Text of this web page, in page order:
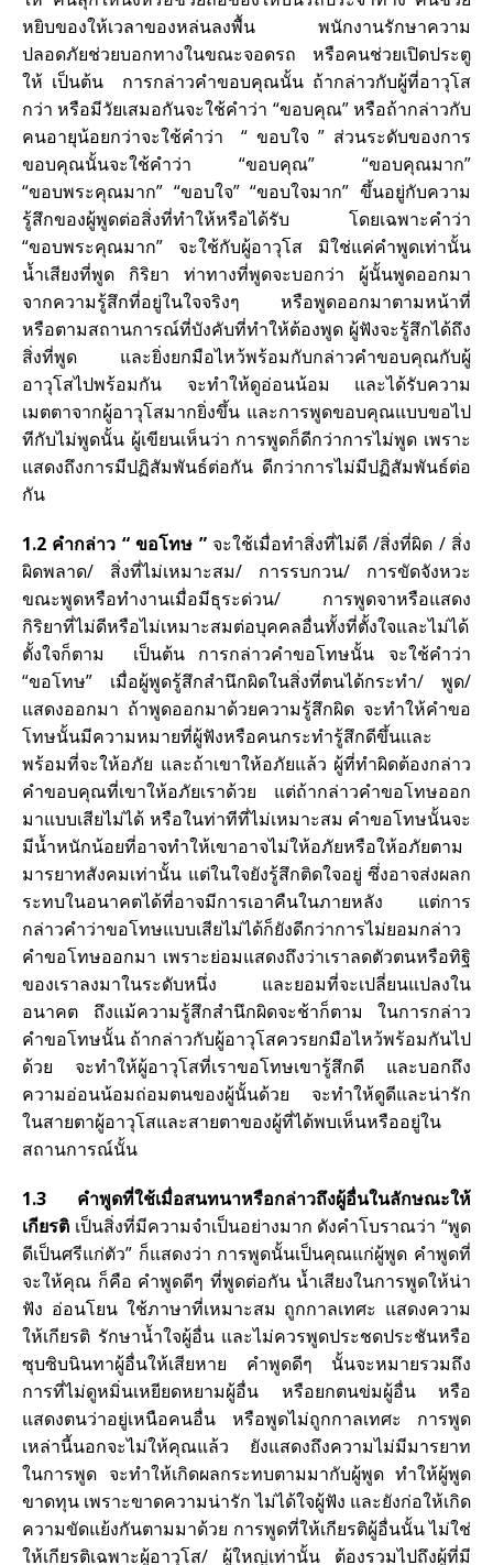
หยิบของให้เวลาของหล่นลงพื้น พนักงานรักษาความ
ปลอดภัยช่วยบอกทางในขณะจอดรถ หรือคนช่วยเปิดประตู
ให้ เป็นต้น การกล่าวคำขอบคุณนั้น ถ้ากล่าวกับผู้ที่อาวุโส
กว่า หรือมีวัยเสมอกันจะใช้คำว่า “ขอบคุณ” หรือถ้ากล่าวกับ
คนอายุน้อยกว่าจะใช้คำว่า “ ขอบใจ ” ส่วนระดับของการ
ขอบคุณนั้นจะใช้คำว่า “ขอบคุณ” “ขอบคุณมาก”
“ขอบพระคุณมาก” “ขอบใจ” “ขอบใจมาก” ขึ้นอยู่กับความ
รู้สึกของผู้พูดต่อสิ่งที่ทำให้หรือได้รับ โดยเฉพาะคำว่า
“ขอบพระคุณมาก” จะใช้กับผู้อาวุโส มิใช่แค่คำพูดเท่านั้น
น้ำเสียงที่พูด กิริยา ท่าทางที่พูดจะบอกว่า ผู้นั้นพูดออกมา
จากความรู้สึกที่อยู่ในใจจริงๆ หรือพูดออกมาตามหน้าที่
หรือตามสถานการณ์ที่บังคับที่ทำให้ต้องพูด ผู้ฟังจะรู้สึกได้ถึง
สิ่งที่พูด และยิ่งยกมือไหว้พร้อมกับกล่าวคำขอบคุณกับผู้
อาวุโสไปพร้อมกัน จะทำให้ดูอ่อนน้อม และได้รับความ
เมตตาจากผู้อาวุโสมากยิ่งขึ้น และการพูดขอบคุณแบบขอไป
ทีกับไม่พูดนั้น ผู้เขียนเห็นว่า การพูดก็ดีกว่าการไม่พูด เพราะ
แสดงถึงการมีปฏิสัมพันธ์ต่อกัน ดีกว่าการไม่มีปฏิสัมพันธ์ต่อ
กัน
1.2 คำกล่าว “ ขอโทษ ”จะใช้เมื่อทำสิ่งที่ไม่ดี /สิ่งที่ผิด / สิ่ง
ผิดพลาด/ สิ่งที่ไม่เหมาะสม/ การรบกวน/ การขัดจังหวะ
ขณะพูดหรือทำงานเมื่อมีธุระด่วน/ การพูดจาหรือแสดง
กิริยาที่ไม่ดีหรือไม่เหมาะสมต่อบุคคลอื่นทั้งที่ตั้งใจและไม่ได้
ตั้งใจก็ตาม เป็นต้น การกล่าวคำขอโทษนั้น จะใช้คำว่า
“ขอโทษ” เมื่อผู้พูดรู้สึกสำนึกผิดในสิ่งที่ตนได้กระทำ/ พูด/
แสดงออกมา ถ้าพูดออกมาด้วยความรู้สึกผิด จะทำให้คำขอ
โทษนั้นมีความหมายที่ผู้ฟังหรือคนกระทำรู้สึกดีขึ้นและ
พร้อมที่จะให้อภัย และถ้าเขาให้อภัยแล้ว ผู้ที่ทำผิดต้องกล่าว
คำขอบคุณที่เขาให้อภัยเราด้วย แต่ถ้ากล่าวคำขอโทษออก
มาแบบเสียไม่ได้ หรือในท่าทีที่ไม่เหมาะสม คำขอโทษนั้นจะ
มีน้ำหนักน้อยที่อาจทำให้เขาอาจไม่ให้อภัยหรือให้อภัยตาม
มารยาทสังคมเท่านั้น แต่ในใจยังรู้สึกติดใจอยู่ ซึ่งอาจส่งผลก
ระทบในอนาคตได้ที่อาจมีการเอาคืนในภายหลัง แต่การ
กล่าวคำว่าขอโทษแบบเสียไม่ได้ก็ยังดีกว่าการไม่ยอมกล่าว
คำขอโทษออกมา เพราะย่อมแสดงถึงว่าเราลดตัวตนหรือทิฐิ
ของเราลงมาในระดับหนึ่ง และยอมที่จะเปลี่ยนแปลงใน
อนาคต ถึงแม้ความรู้สึกสำนึกผิดจะช้าก็ตาม ในการกล่าว
คำขอโทษนั้น ถ้ากล่าวกับผู้อาวุโสควรยกมือไหว้พร้อมกันไป
ด้วย จะทำให้ผู้อาวุโสที่เราขอโทษเขารู้สึกดี และบอกถึง
ความอ่อนน้อมถ่อมตนของผู้นั้นด้วย จะทำให้ดูดีและน่ารัก
ในสายตาผู้อาวุโสและสายตาของผู้ที่ได้พบเห็นหรืออยู่ใน
สถานการณ์นั้น
1.3 คำพูดที่ใช้เมื่อสนทนาหรือกล่าวถึงผู้อื่นในลักษณะให้
เกียรติ เป็นสิ่งที่มีความจำเป็นอย่างมาก ดังคำโบราณว่า “พูด
ดีเป็นศรีแก่ตัว” ก็แสดงว่า การพูดนั้นเป็นคุณแก่ผู้พูด คำพูดที่
จะให้คุณ ก็คือ คำพูดดีๆ ที่พูดต่อกัน น้ำเสียงในการพูดให้น่า
ฟัง อ่อนโยน ใช้ภาษาที่เหมาะสม ถูกกาลเทศะ แสดงความ
ให้เกียรติ รักษาน้ำใจผู้อื่น และไม่ควรพูดประชดประชันหรือ
ซุบซิบนินทาผู้อื่นให้เสียหาย คำพูดดีๆ นั้นจะหมายรวมถึง
การที่ไม่ดูหมิ่นเหยียดหยามผู้อื่น หรือยกตนข่มผู้อื่น หรือ
แสดงตนว่าอยู่เหนือคนอื่น หรือพูดไม่ถูกกาลเทศะ การพูด
เหล่านี้นอกจะไม่ให้คุณแล้ว ยังแสดงถึงความไม่มีมารยาท
ในการพูด จะทำให้เกิดผลกระทบตามมากับผู้พูด ทำให้ผู้พูด
ขาดทุน เพราะขาดความน่ารัก ไม่ได้ใจผู้ฟัง และยังก่อให้เกิด
ความขัดแย้งกันตามมาด้วย การพูดที่ให้เกียรติผู้อื่นนั้น ไม่ใช่
ให้เกียรติเฉพาะผู้อาวุโส/ ผู้ใหญ่เท่านั้น ต้องรวมไปถึงผู้ที่มี